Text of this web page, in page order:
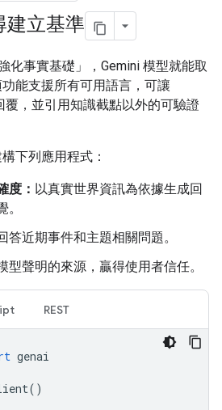
建立基準
化事實基礎」，Gemini 模型就能取
能支援所有可用語言，可讓
覆，並引用知識截點以外的可驗證
下列應用程式：
度： 以真實世界資訊為依據生成回
答近期事件和主題相關問題。
型聲明的來源，贏得使用者信任。
REST
genai
()